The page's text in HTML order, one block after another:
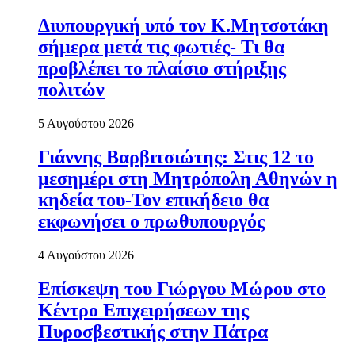
Διυπουργική υπό τον Κ.Μητσοτάκη
σήμερα μετά τις φωτιές- Τι θα
προβλέπει το πλαίσιο στήριξης
πολιτών
5 Αυγούστου 2026
Γιάννης Βαρβιτσιώτης: Στις 12 το
μεσημέρι στη Μητρόπολη Αθηνών η
κηδεία του-Τον επικήδειο θα
εκφωνήσει ο πρωθυπουργός
4 Αυγούστου 2026
Επίσκεψη του Γιώργου Μώρου στο
Κέντρο Επιχειρήσεων της
Πυροσβεστικής στην Πάτρα